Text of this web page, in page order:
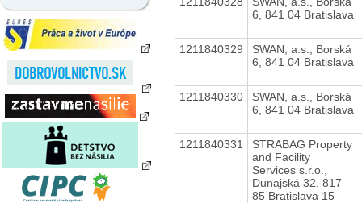
6, 841 04 Bratislava
1211840329
SWAN, a.s., Borská
6, 841 04 Bratislava
1211840330
SWAN, a.s., Borská
6, 841 04 Bratislava
1211840331
STRABAG Property
and Facility
Services s.r.o.,
Dunajská 32, 817
85 Bratislava 15